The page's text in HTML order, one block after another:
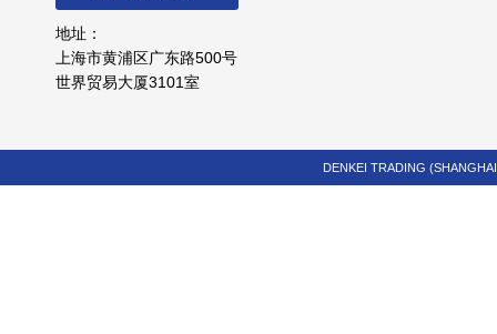
地址：
上海市黄浦区广东路500号
世界贸易大厦3101室
DENKEI TRADING